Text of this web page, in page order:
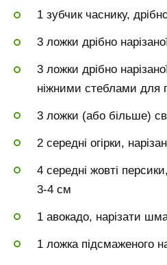
1 зубчик часнику,
3 ложки дрібно
3 ложки дрібно
ніжними стеблами для
3 ложки (або більше)
2 середні огірки,
4 середні жовті
3-4 см
1 авокадо, нарізати
1 ложка підсмаженого